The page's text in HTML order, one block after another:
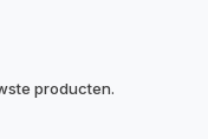
producten.